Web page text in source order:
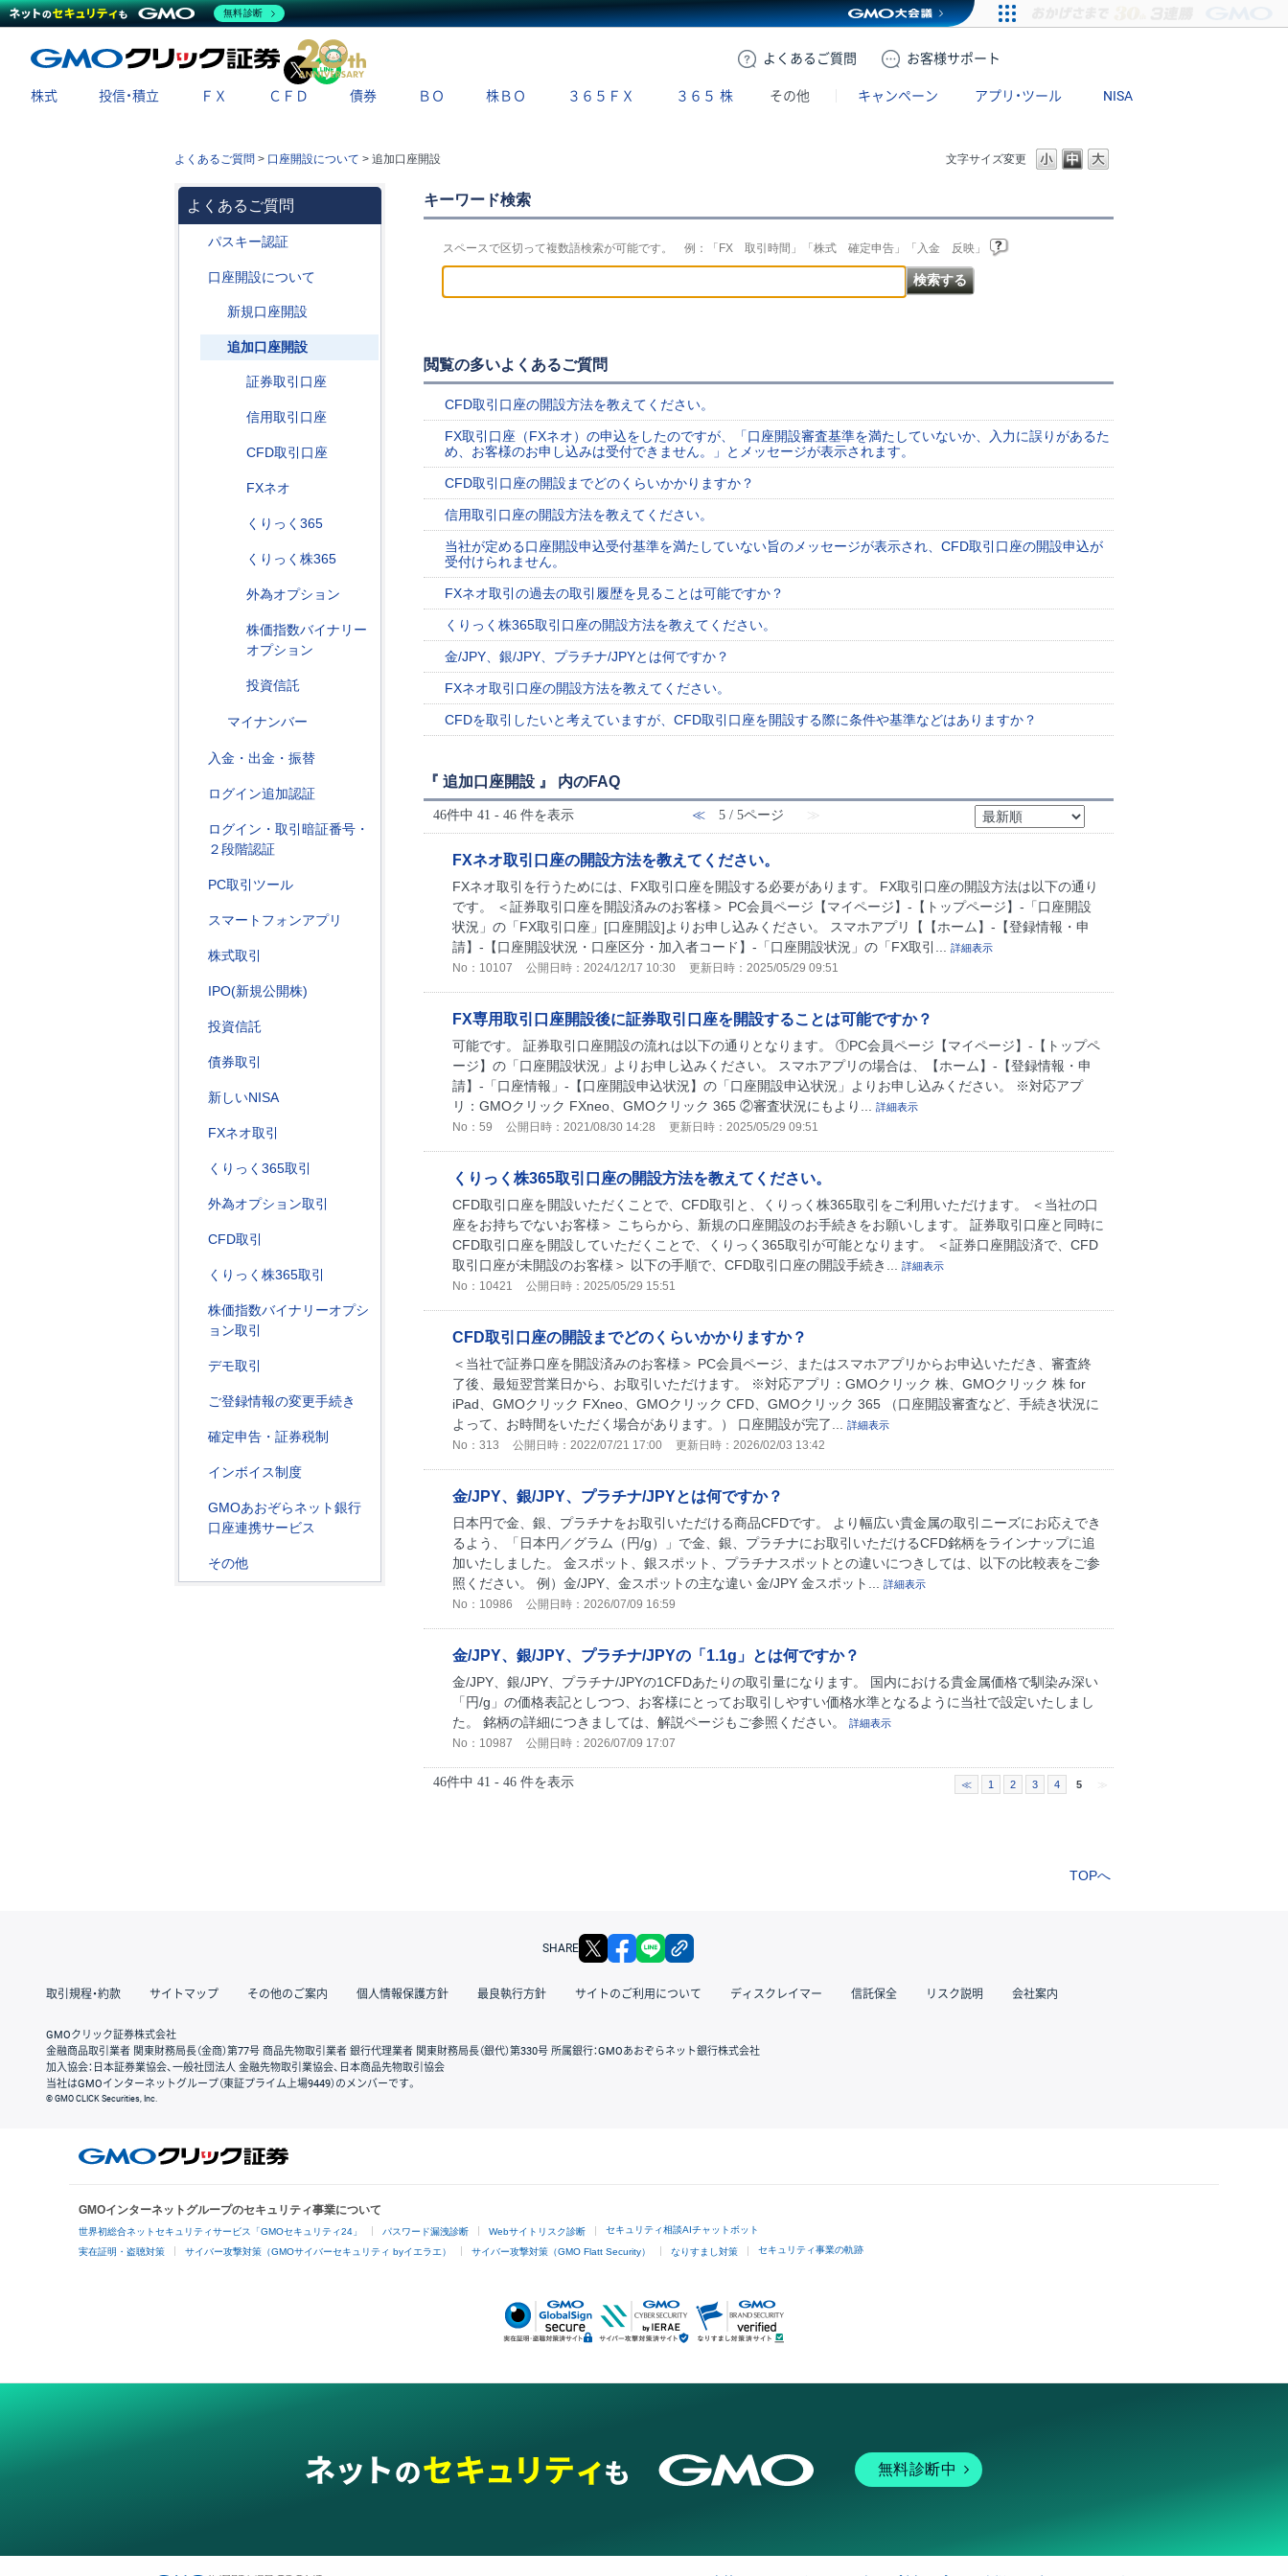
よくある ご質問 お客様サポート
X
株式 投信・積立 ＦＸ ＣＦＤ 債券 ＢＯ 株ＢＯ ３６５ＦＸ ３６５ 株 その他 キャンペーン アプリ・ツール NISA
文字サイズ変更
よくあるご質問 > 口座開設について > 追加口座開設
よくあるご質問
パスキー認証
口座開設について
新規口座開設
追加口座開設
証券取引口座
信用取引口座
CFD取引口座
FXネオ
くりっく365
くりっく株365
外為オプション
株価指数バイナリー
オプション
投資信託
マイナンバー
入金・出金・振替
ログイン追加認証
ログイン・取引暗証番号・
２段階認証
PC取引ツール
スマートフォンアプリ
株式取引
IPO(新規公開株)
投資信託
債券取引
新しいNISA
FXネオ取引
くりっく365取引
外為オプション取引
CFD取引
くりっく株365取引
株価指数バイナリーオプシ
ョン取引
デモ取引
ご登録情報の変更手続き
確定申告・証券税制
インボイス制度
GMOあおぞらネット銀行
口座連携サービス
その他
キーワード検索
スペースで区切って複数語検索が可能です。 例：「FX 取引時間」「株式 確定申告」「入金 反映」
閲覧の多いよくあるご質問
CFD取引口座の開設方法を教えてください。
FX取引口座（FXネオ）の申込をしたのですが、「口座開設審査基準を満たしていないか、入力に誤りがあるた
め、お客様のお申し込みは受付できません。」とメッセージが表示されます。
CFD取引口座の開設までどのくらいかかりますか？
信用取引口座の開設方法を教えてください。
当社が定める口座開設申込受付基準を満たしていない旨のメッセージが表示され、CFD取引口座の開設申込が
受付けられません。
FXネオ取引の過去の取引履歴を見ることは可能ですか？
くりっく株365取引口座の開設方法を教えてください。
金/JPY、銀/JPY、プラチナ/JPYとは何ですか？
FXネオ取引口座の開設方法を教えてください。
CFDを取引したいと考えていますが、CFD取引口座を開設する際に条件や基準などはありますか？
『 追加口座開設 』 内のFAQ
46件中 41 - 46 件を表示 ≪ 5 / 5ページ ≫
FXネオ取引口座の開設方法を教えてください。
FXネオ取引を行うためには、FX取引口座を開設する必要があります。 FX取引口座の開設方法は以下の通り
です。 ＜証券取引口座を開設済みのお客様＞ PC会員ページ【マイページ】-【トップページ】-「口座開設
状況」の「FX取引口座」[口座開設]よりお申し込みください。 スマホアプリ【【ホーム】-【登録情報・申
請】-【口座開設状況・口座区分・加入者コード】-「口座開設状況」の「FX取引...
詳細表示
No：10107 公開日時：2024/12/17 10:30 更新日時：2025/05/29 09:51
FX専用取引口座開設後に証券取引口座を開設することは可能ですか？
可能です。 証券取引口座開設の流れは以下の通りとなります。 ①PC会員ページ【マイページ】-【トップペ
ージ】の「口座開設状況」よりお申し込みください。 スマホアプリの場合は、【ホーム】-【登録情報・申
請】-「口座情報」-【口座開設申込状況】の「口座開設申込状況」よりお申し込みください。 ※対応アプ
リ：GMOクリック FXneo、GMOクリック 365 ②審査状況にもより...
詳細表示
No：59 公開日時：2021/08/30 14:28 更新日時：2025/05/29 09:51
くりっく株365取引口座の開設方法を教えてください。
CFD取引口座を開設いただくことで、CFD取引と、くりっく株365取引をご利用いただけます。 ＜当社の口
座をお持ちでないお客様＞ こちらから、新規の口座開設のお手続きをお願いします。 証券取引口座と同時に
CFD取引口座を開設していただくことで、くりっく365取引が可能となります。 ＜証券口座開設済で、CFD
取引口座が未開設のお客様＞ 以下の手順で、CFD取引口座の開設手続き...
詳細表示
No：10421 公開日時：2025/05/29 15:51
CFD取引口座の開設までどのくらいかかりますか？
＜当社で証券口座を開設済みのお客様＞ PC会員ページ、またはスマホアプリからお申込いただき、審査終
了後、最短翌営業日から、お取引いただけます。 ※対応アプリ：GMOクリック 株、GMOクリック 株 for
iPad、GMOクリック FXneo、GMOクリック CFD、GMOクリック 365 （口座開設審査など、手続き状況に
よって、お時間をいただく場合があります。） 口座開設が完了...
詳細表示
No：313 公開日時：2022/07/21 17:00 更新日時：2026/02/03 13:42
金/JPY、銀/JPY、プラチナ/JPYとは何ですか？
日本円で金、銀、プラチナをお取引いただける商品CFDです。 より幅広い貴金属の取引ニーズにお応えでき
るよう、「日本円／グラム（円/g）」で金、銀、プラチナにお取引いただけるCFD銘柄をラインナップに追
加いたしました。 金スポット、銀スポット、プラチナスポットとの違いにつきしては、以下の比較表をご参
照ください。 例）金/JPY、金スポットの主な違い 金/JPY 金スポット...
詳細表示
No：10986 公開日時：2026/07/09 16:59
金/JPY、銀/JPY、プラチナ/JPYの「1.1g」とは何ですか？
金/JPY、銀/JPY、プラチナ/JPYの1CFDあたりの取引量になります。 国内における貴金属価格で馴染み深い
「円/g」の価格表記としつつ、お客様にとってお取引しやすい価格水準となるように当社で設定いたしまし
た。 銘柄の詳細につきましては、解説ページもご参照ください。
詳細表示
No：10987 公開日時：2026/07/09 17:07
46件中 41 - 46 件を表示 ≪ 1 2 3 4 5
TOPへ
SHARE X facebook
取引規程・約款 サイトマップ その他のご案内 個人情報保護方針 最良執行方針 サイトのご利用について ディスクレイマー 信託保全 リスク説明 会社案内
GMOクリック証券株式会社
金融商品取引業者 関東財務局長（金商）第77号 商品先物取引業者 銀行代理業者 関東財務局長（銀代）第330号 所属銀行：GMOあおぞらネット銀行株式会社
加入協会：日本証券業協会、一般社団法人 金融先物取引業協会、日本商品先物取引協会
当社はGMOインターネットグループ（東証プライム上場9449）のメンバーです。
© GMO CLICK Securities, Inc.
GMOインターネットグループのセキュリティ事業について
世界初総合ネットセキュリティサービス「GMOセキュリティ24」 パスワード漏洩診断 Webサイトリスク診断 セキュリティ相談AIチャットボット
実在証明・盗聴対策 サイバー攻撃対策（GMOサイバーセキュリティ byイエラエ） サイバー攻撃対策（GMO Flatt Security） なりすまし対策 セキュリティ事業の軌跡
無料診断中
無料診断